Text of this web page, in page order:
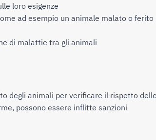
loro esigenze
ad esempio un animale malato o ferito
di malattie tra gli animali
degli animali per verificare il rispetto
possono essere inflitte sanzioni